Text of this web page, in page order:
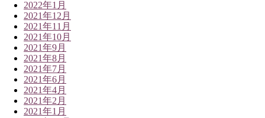
2022年1月
2021年12月
2021年11月
2021年10月
2021年9月
2021年8月
2021年7月
2021年6月
2021年4月
2021年2月
2021年1月